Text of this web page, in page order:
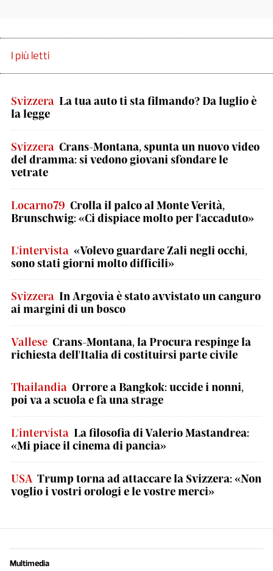
I più letti
Svizzera La tua auto ti sta filmando? Da luglio è
la legge
Svizzera Crans-Montana, spunta un nuovo video
del dramma: si vedono giovani sfondare le
vetrate
Locarno79 Crolla il palco al Monte Verità,
Brunschwig: «Ci dispiace molto per l'accaduto»
L'intervista «Volevo guardare Zali negli occhi,
sono stati giorni molto difficili»
Svizzera In Argovia è stato avvistato un canguro
ai margini di un bosco
Vallese Crans-Montana, la Procura respinge la
richiesta dell'Italia di costituirsi parte civile
Thailandia Orrore a Bangkok: uccide i nonni,
poi va a scuola e fa una strage
L'intervista La filosofia di Valerio Mastandrea:
«Mi piace il cinema di pancia»
USA Trump torna ad attaccare la Svizzera: «Non
voglio i vostri orologi e le vostre merci»
Multimedia